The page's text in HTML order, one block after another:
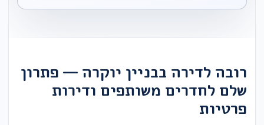
רובה לדירה בבניין יוקרה — פתרון
שלם לחדרים משותפים ודירות
פרטיות